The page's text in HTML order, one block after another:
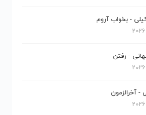
- بخواب آروم
- رفتن
- آخرالزمون